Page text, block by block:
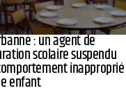
: un agent de
scolaire suspendu
inapproprié
enfant